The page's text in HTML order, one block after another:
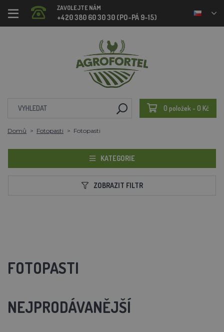
ZAVOLEJTE NÁM
+420 380 60 30 30 (PO-PÁ 9-15)
0 položek - 0 Kč
Domů Fotopasti Fotopasti
KATEGORIE
ZOBRAZIT FILTR
FOTOPASTI
NEJPRODÁVANĚJŠÍ